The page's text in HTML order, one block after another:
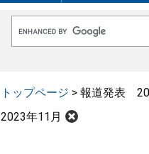
o
e
ス
トップページ > 報道発表
2023年11月